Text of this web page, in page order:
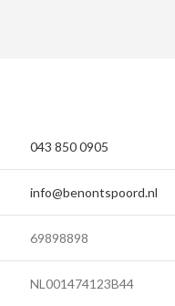
043 850 0905
info@benontspoord.nl
69898898
NL001474123B44